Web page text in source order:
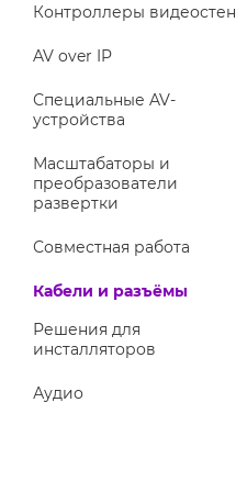
Контроллеры видеостен
AV over IP
Специальные AV-
устройства
Масштабаторы и
преобразователи
развертки
Совместная работа
Кабели и разъёмы
Решения для
инсталляторов
Аудио